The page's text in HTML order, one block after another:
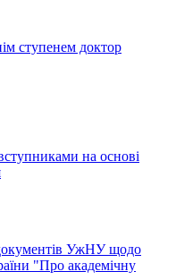
ступенем доктор
на основі
УжНУ щодо
"Про академічну